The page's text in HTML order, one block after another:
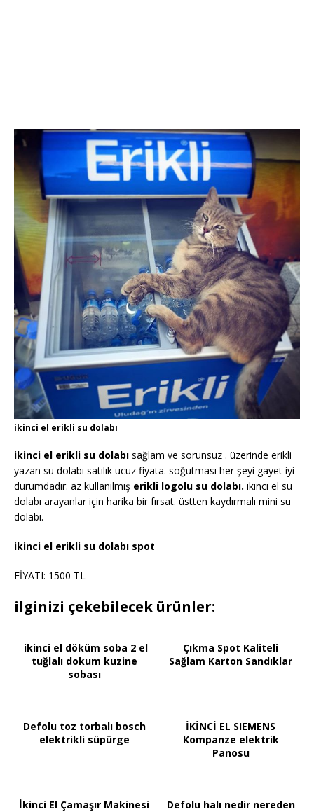
ikinci el erikli su dolabı
ikinci el erikli su dolabı sağlam ve sorunsuz . üzerinde erikli
yazan su dolabı satılık ucuz fiyata. soğutması her şeyi gayet iyi
durumdadır. az kullanılmış erikli logolu su dolabı. ikinci el su
dolabı arayanlar için harika bir fırsat. üstten kaydırmalı mini su
dolabı.
ikinci el erikli su dolabı spot
FİYATI: 1500 TL
ilginizi çekebilecek ürünler:
ikinci el döküm soba 2 el
tuğlalı dokum kuzine
sobası
Çıkma Spot Kaliteli
Sağlam Karton Sandıklar
Defolu toz torbalı bosch
elektrikli süpürge
İKİNCİ EL SIEMENS
Kompanze elektrik
Panosu
İkinci El Çamaşır Makinesi
Defolu halı nedir nereden